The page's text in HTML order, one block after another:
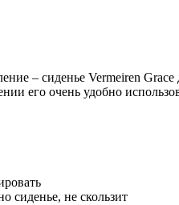
– сиденье Vermeiren
его очень удобно
сиденье, не скользит